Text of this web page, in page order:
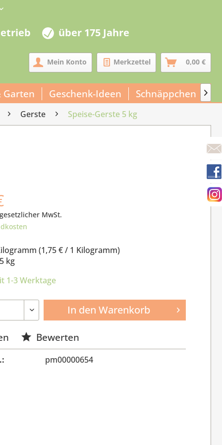
über 175 Jahre
Mein Konto Merkzettel 0,00 €
Garten Geschenk-Ideen Schnäppchen 
Gerste Speise-Gerste 5 kg
MwSt.
(1,75 €/ 1 Kilogramm)
kg
1-3 Werktage
In den Warenkorb
Bewerten
pm00000654